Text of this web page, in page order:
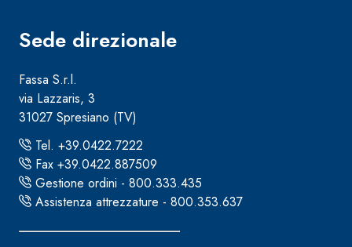
Sede direzionale
Fassa S.r.l.
via Lazzaris, 3
31027 Spresiano (TV)
Tel. +39.0422.7222
Fax +39.0422.887509
Gestione ordini - 800.333.435
Assistenza attrezzature - 800.353.637